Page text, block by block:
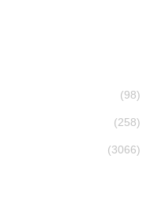
(98)
(258)
(3066)